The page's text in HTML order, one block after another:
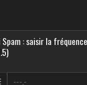
: saisir la